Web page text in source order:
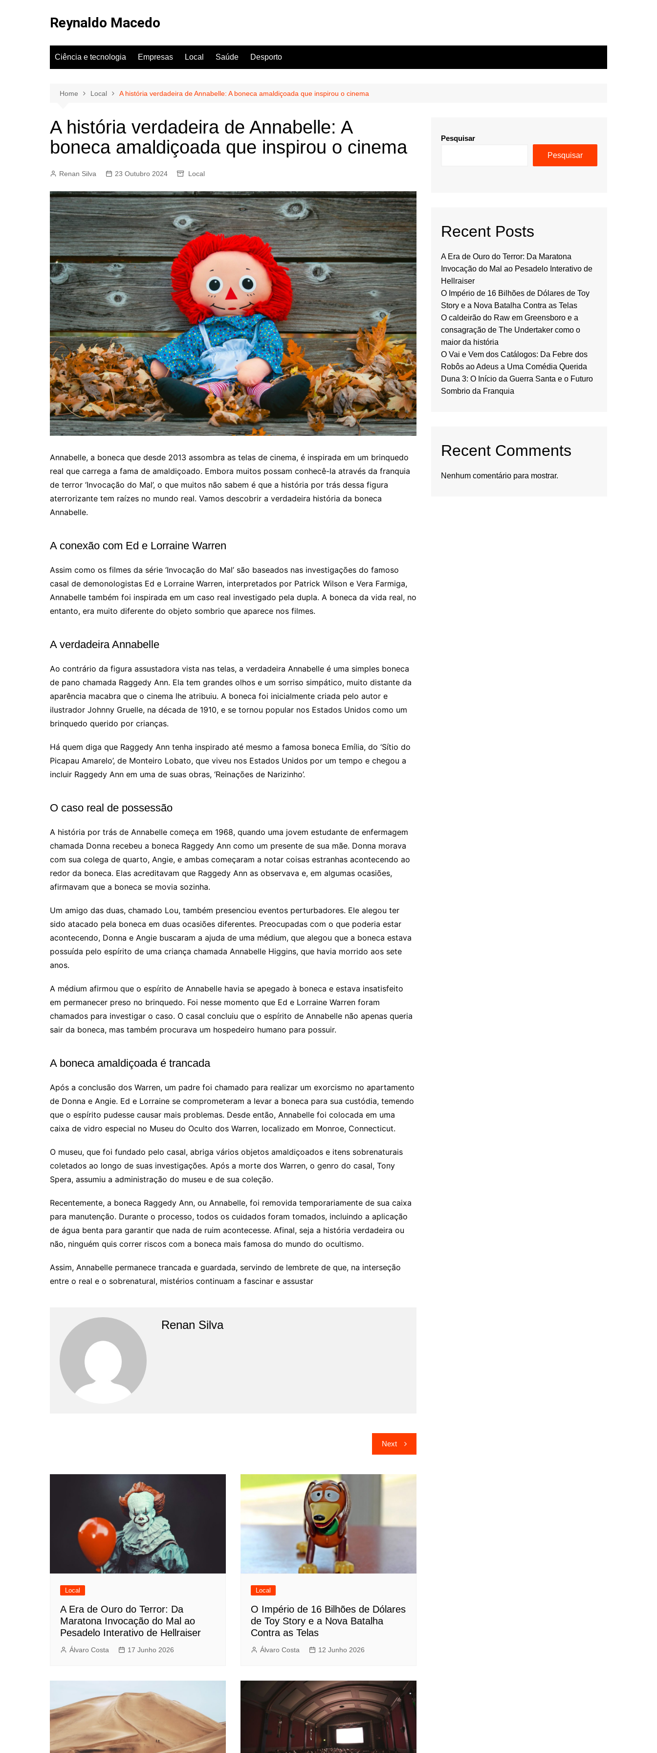
Reynaldo Macedo
Ciência e tecnologia Empresas Local Saúde Desporto
Home Local A história verdadeira de Annabelle: A boneca amaldiçoada que inspirou o cinema
A história verdadeira de Annabelle: A
boneca amaldiçoada que inspirou o cinema
Renan Silva 23 Outubro 2024 Local
Annabelle, a boneca que desde 2013 assombra as telas de cinema, é inspirada em um brinquedo
real que carrega a fama de amaldiçoado. Embora muitos possam conhecê-la através da franquia
de terror ‘Invocação do Mal’, o que muitos não sabem é que a história por trás dessa figura
aterrorizante tem raízes no mundo real. Vamos descobrir a verdadeira história da boneca
Annabelle.
A conexão com Ed e Lorraine Warren
Assim como os filmes da série ‘Invocação do Mal’ são baseados nas investigações do famoso
casal de demonologistas Ed e Lorraine Warren, interpretados por Patrick Wilson e Vera Farmiga,
Annabelle também foi inspirada em um caso real investigado pela dupla. A boneca da vida real, no
entanto, era muito diferente do objeto sombrio que aparece nos filmes.
A verdadeira Annabelle
Ao contrário da figura assustadora vista nas telas, a verdadeira Annabelle é uma simples boneca
de pano chamada Raggedy Ann. Ela tem grandes olhos e um sorriso simpático, muito distante da
aparência macabra que o cinema lhe atribuiu. A boneca foi inicialmente criada pelo autor e
ilustrador Johnny Gruelle, na década de 1910, e se tornou popular nos Estados Unidos como um
brinquedo querido por crianças.
Há quem diga que Raggedy Ann tenha inspirado até mesmo a famosa boneca Emília, do ‘Sítio do
Picapau Amarelo’, de Monteiro Lobato, que viveu nos Estados Unidos por um tempo e chegou a
incluir Raggedy Ann em uma de suas obras, ‘Reinações de Narizinho’.
O caso real de possessão
A história por trás de Annabelle começa em 1968, quando uma jovem estudante de enfermagem
chamada Donna recebeu a boneca Raggedy Ann como um presente de sua mãe. Donna morava
com sua colega de quarto, Angie, e ambas começaram a notar coisas estranhas acontecendo ao
redor da boneca. Elas acreditavam que Raggedy Ann as observava e, em algumas ocasiões,
afirmavam que a boneca se movia sozinha.
Um amigo das duas, chamado Lou, também presenciou eventos perturbadores. Ele alegou ter
sido atacado pela boneca em duas ocasiões diferentes. Preocupadas com o que poderia estar
acontecendo, Donna e Angie buscaram a ajuda de uma médium, que alegou que a boneca estava
possuída pelo espírito de uma criança chamada Annabelle Higgins, que havia morrido aos sete
anos.
A médium afirmou que o espírito de Annabelle havia se apegado à boneca e estava insatisfeito
em permanecer preso no brinquedo. Foi nesse momento que Ed e Lorraine Warren foram
chamados para investigar o caso. O casal concluiu que o espírito de Annabelle não apenas queria
sair da boneca, mas também procurava um hospedeiro humano para possuir.
A boneca amaldiçoada é trancada
Após a conclusão dos Warren, um padre foi chamado para realizar um exorcismo no apartamento
de Donna e Angie. Ed e Lorraine se comprometeram a levar a boneca para sua custódia, temendo
que o espírito pudesse causar mais problemas. Desde então, Annabelle foi colocada em uma
caixa de vidro especial no Museu do Oculto dos Warren, localizado em Monroe, Connecticut.
O museu, que foi fundado pelo casal, abriga vários objetos amaldiçoados e itens sobrenaturais
coletados ao longo de suas investigações. Após a morte dos Warren, o genro do casal, Tony
Spera, assumiu a administração do museu e de sua coleção.
Recentemente, a boneca Raggedy Ann, ou Annabelle, foi removida temporariamente de sua caixa
para manutenção. Durante o processo, todos os cuidados foram tomados, incluindo a aplicação
de água benta para garantir que nada de ruim acontecesse. Afinal, seja a história verdadeira ou
não, ninguém quis correr riscos com a boneca mais famosa do mundo do ocultismo.
Assim, Annabelle permanece trancada e guardada, servindo de lembrete de que, na interseção
entre o real e o sobrenatural, mistérios continuam a fascinar e assustar
Renan Silva
artigos
Next
Local
A Era de Ouro do Terror: Da
Maratona Invocação do Mal ao
Pesadelo Interativo de Hellraiser
Álvaro Costa 17 Junho 2026
Local
O Império de 16 Bilhões de Dólares
de Toy Story e a Nova Batalha
Contra as Telas
Álvaro Costa 12 Junho 2026
Pesquisar
Pesquisar
Recent Posts
A Era de Ouro do Terror: Da Maratona
Invocação do Mal ao Pesadelo Interativo de
Hellraiser
O Império de 16 Bilhões de Dólares de Toy
Story e a Nova Batalha Contra as Telas
O caldeirão do Raw em Greensboro e a
consagração de The Undertaker como o
maior da história
O Vai e Vem dos Catálogos: Da Febre dos
Robôs ao Adeus a Uma Comédia Querida
Duna 3: O Início da Guerra Santa e o Futuro
Sombrio da Franquia
Recent Comments
Nenhum comentário para mostrar.